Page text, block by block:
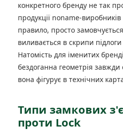
конкретного бренду не так
продукції noname-
правило, просто
виливається в скрипи
Натомість для іменитих
бездоганна геометрія
вона фігурує в технічних
Типи замкових
проти Lock